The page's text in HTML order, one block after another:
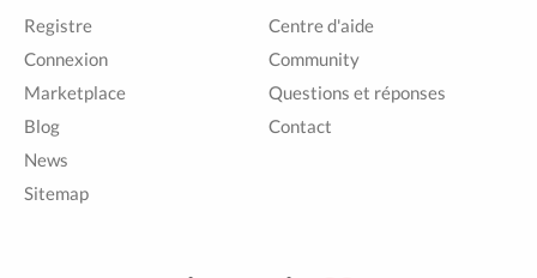
Registre
Connexion
Marketplace
Blog
News
Sitemap
Centre d'aide
Community
Questions et réponses
Contact